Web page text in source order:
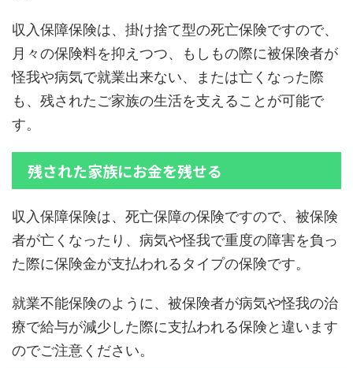
収入保障保険は、掛け捨て型の死亡保険ですので、
月々の保険料を抑えつつ、もしもの際に被保険者が
怪我や病気で就業出来ない、または亡くなった際
も、残されたご家族の生活を支えることが可能で
す。
残された家族にお金を残せる
収入保障保険は、死亡保障の保険ですので、被保険
者が亡くなったり、病気や怪我で重度の障害を負っ
た際に保険金が支払われるタイプの保険です。
就業不能保険のように、被保険者が病気や怪我の治
療で給与が減少した際に支払われる保険と違います
のでご注意ください。